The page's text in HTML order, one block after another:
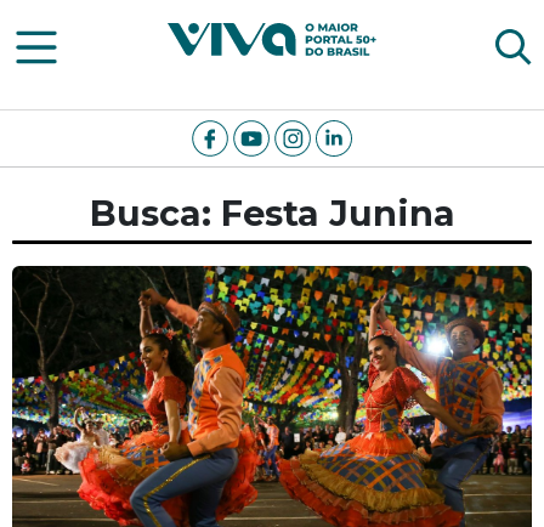
Viva Notícias
Busca: Festa Junina